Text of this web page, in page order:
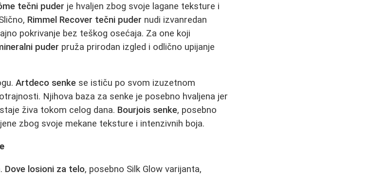
tečni puder je hvaljen zbog svoje lagane teksture i
Rimmel Recover tečni puder nudi izvanredan
pokrivanje bez teškog osećaja. Za one koji
puder pruža prirodan izgled i odlično upijanje
Artdeco senke se ističu po svom izuzetnom
Njihova baza za senke je posebno hvaljena jer
živa tokom celog dana. Bourjois senke, posebno
zbog svoje mekane teksture i intenzivnih boja.
Dove losioni za telo, posebno Silk Glow varijanta,